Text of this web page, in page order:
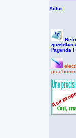
Actus
quotidien
l'agenda !